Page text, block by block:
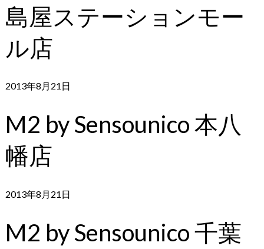
島屋ステーションモー
ル店
2013年8月21日
M2 by Sensounico 本八
幡店
2013年8月21日
M2 by Sensounico 千葉